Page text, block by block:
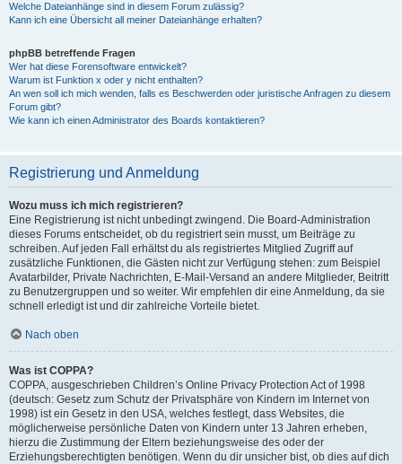
Welche Dateianhänge sind in diesem Forum zulässig?
Kann ich eine Übersicht all meiner Dateianhänge erhalten?
phpBB betreffende Fragen
Wer hat diese Forensoftware entwickelt?
Warum ist Funktion x oder y nicht enthalten?
An wen soll ich mich wenden, falls es Beschwerden oder juristische Anfragen zu diesem
Forum gibt?
Wie kann ich einen Administrator des Boards kontaktieren?
Registrierung und Anmeldung
Wozu muss ich mich registrieren?
Eine Registrierung ist nicht unbedingt zwingend. Die Board-Administration
dieses Forums entscheidet, ob du registriert sein musst, um Beiträge zu
schreiben. Auf jeden Fall erhältst du als registriertes Mitglied Zugriff auf
zusätzliche Funktionen, die Gästen nicht zur Verfügung stehen: zum Beispiel
Avatarbilder, Private Nachrichten, E-Mail-Versand an andere Mitglieder, Beitritt
zu Benutzergruppen und so weiter. Wir empfehlen dir eine Anmeldung, da sie
schnell erledigt ist und dir zahlreiche Vorteile bietet.
Nach oben
Was ist COPPA?
COPPA, ausgeschrieben Children’s Online Privacy Protection Act of 1998
(deutsch: Gesetz zum Schutz der Privatsphäre von Kindern im Internet von
1998) ist ein Gesetz in den USA, welches festlegt, dass Websites, die
möglicherweise persönliche Daten von Kindern unter 13 Jahren erheben,
hierzu die Zustimmung der Eltern beziehungsweise des oder der
Erziehungsberechtigten benötigen. Wenn du dir unsicher bist, ob dies auf dich